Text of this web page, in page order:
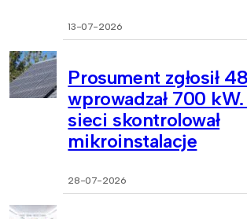
13-07-2026
Prosument zgłosił
wprowadzał 700
sieci skontrolował
mikroinstalacje
28-07-2026